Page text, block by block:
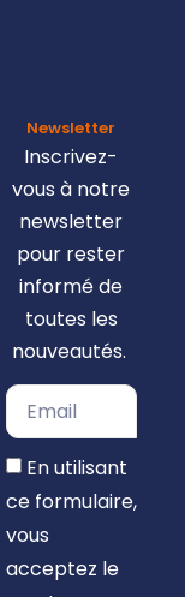
Newsletter
Inscrivez-
vous à notre
newsletter
pour rester
informé de
toutes les
nouveautés.
En utilisant
ce formulaire,
vous
acceptez le